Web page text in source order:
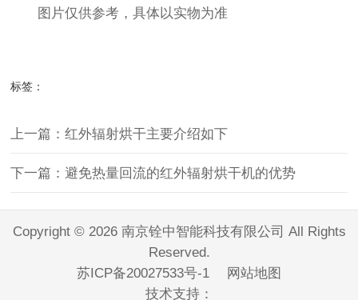
图片仅供参考，具体以实物为准
标签：
上一篇：红外辐射烘干主要介绍如下
下一篇：避免热量回流的红外辐射烘干机的优势
Copyright © 2026 南京铨中智能科技有限公司 All Rights
Reserved.
苏ICP备20027533号-1
网站地图
技术支持：